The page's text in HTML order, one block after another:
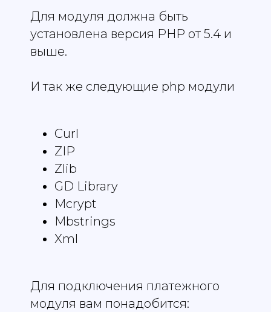
Для модуля должна быть
установлена версия PHP от 5.4 и
выше.
И так же следующие php модули
Curl
ZIP
Zlib
GD Library
Mcrypt
Mbstrings
Xml
Для подключения платежного
модуля вам понадобится: